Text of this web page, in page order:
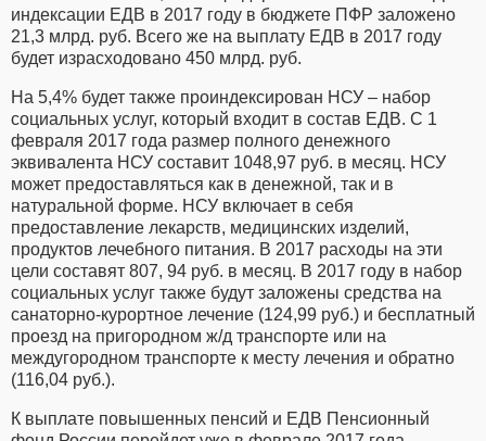
индексации ЕДВ в 2017 году в бюджете ПФР заложено
21,3 млрд. руб. Всего же на выплату ЕДВ в 2017 году
будет израсходовано 450 млрд. руб.
На 5,4% будет также проиндексирован НСУ – набор
социальных услуг, который входит в состав ЕДВ. С 1
февраля 2017 года размер полного денежного
эквивалента НСУ составит 1048,97 руб. в месяц. НСУ
может предоставляться как в денежной, так и в
натуральной форме. НСУ включает в себя
предоставление лекарств, медицинских изделий,
продуктов лечебного питания. В 2017 расходы на эти
цели составят 807, 94 руб. в месяц. В 2017 году в набор
социальных услуг также будут заложены средства на
санаторно-курортное лечение (124,99 руб.) и бесплатный
проезд на пригородном ж/д транспорте или на
междугородном транспорте к месту лечения и обратно
(116,04 руб.).
К выплате повышенных пенсий и ЕДВ Пенсионный